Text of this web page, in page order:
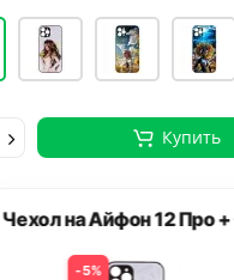
Купить
Чехол на Айфон 12 Про +
5%